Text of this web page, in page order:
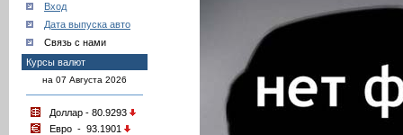
Вход
Дата выпуска авто
Связь с нами
Курсы валют
на 07 Августа 2026
Доллар - 80.9293
Евро - 93.1901